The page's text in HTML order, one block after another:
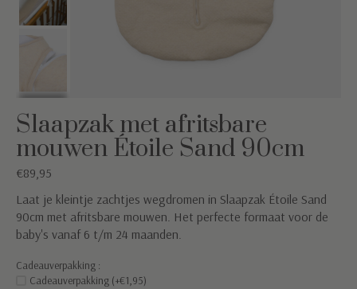
Slaapzak met afritsbare
mouwen Étoile Sand 90cm
€89,95
Laat je kleintje zachtjes wegdromen in Slaapzak Étoile Sand
90cm met afritsbare mouwen. Het perfecte formaat voor de
baby's vanaf 6 t/m 24 maanden.
Cadeauverpakking :
Cadeauverpakking (+€1,95)